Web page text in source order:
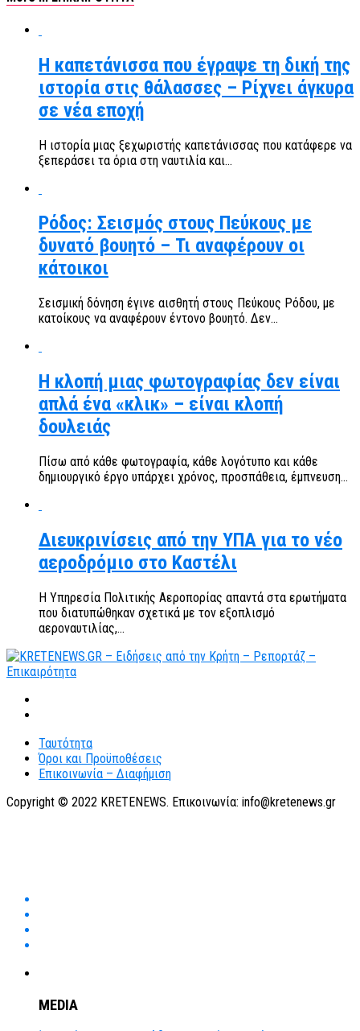
Η καπετάνισσα που έγραψε τη δική της
ιστορία στις θάλασσες – Ρίχνει άγκυρα
σε νέα εποχή
Η ιστορία μιας ξεχωριστής καπετάνισσας που κατάφερε να
ξεπεράσει τα όρια στη ναυτιλία και...
Ρόδος: Σεισμός στους Πεύκους με
δυνατό βουητό – Τι αναφέρουν οι
κάτοικοι
Σεισμική δόνηση έγινε αισθητή στους Πεύκους Ρόδου, με
κατοίκους να αναφέρουν έντονο βουητό. Δεν...
Η κλοπή μιας φωτογραφίας δεν είναι
απλά ένα «κλικ» – είναι κλοπή
δουλειάς
Πίσω από κάθε φωτογραφία, κάθε λογότυπο και κάθε
δημιουργικό έργο υπάρχει χρόνος, προσπάθεια, έμπνευση...
Διευκρινίσεις από την ΥΠΑ για το νέο
αεροδρόμιο στο Καστέλι
Η Υπηρεσία Πολιτικής Αεροπορίας απαντά στα ερωτήματα
που διατυπώθηκαν σχετικά με τον εξοπλισμό
αεροναυτιλίας,...
Ταυτότητα
Όροι και Προϋποθέσεις
Επικοινωνία – Διαφήμιση
Copyright © 2022 KRETENEWS. Επικοινωνία: info@kretenews.gr
MEDIA